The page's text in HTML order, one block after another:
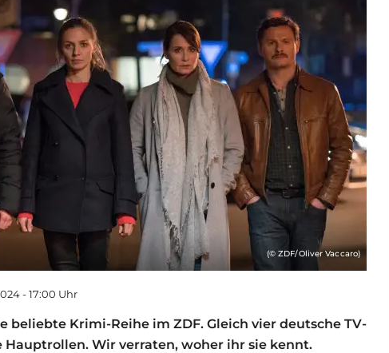
(© ZDF/Oliver Vaccaro)
- 17:00 Uhr
beliebte Krimi-Reihe im ZDF. Gleich vier deutsche TV-
Hauptrollen. Wir verraten, woher ihr sie kennt.